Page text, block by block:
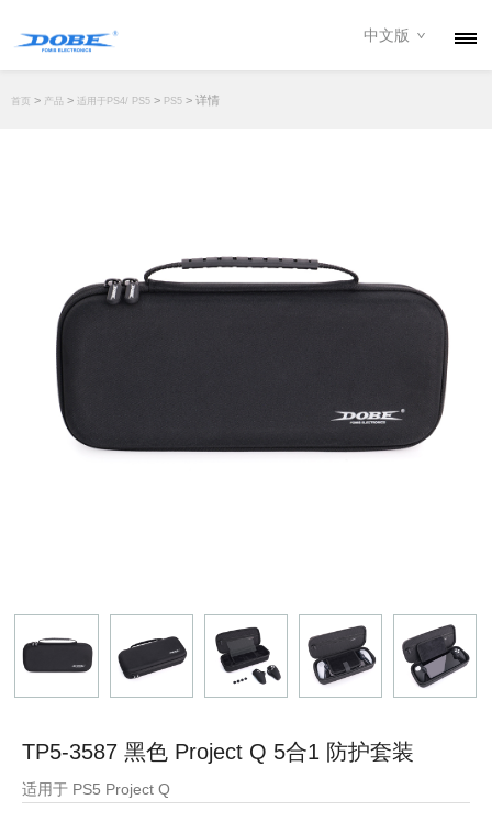
下载专区
经销商
中文版
首页 > 产品 > 适用于PS4/ PS5 > PS5 > 详情
TP5-3587 黑色 Project Q 5合1 防护套装
适用于 PS5 Project Q